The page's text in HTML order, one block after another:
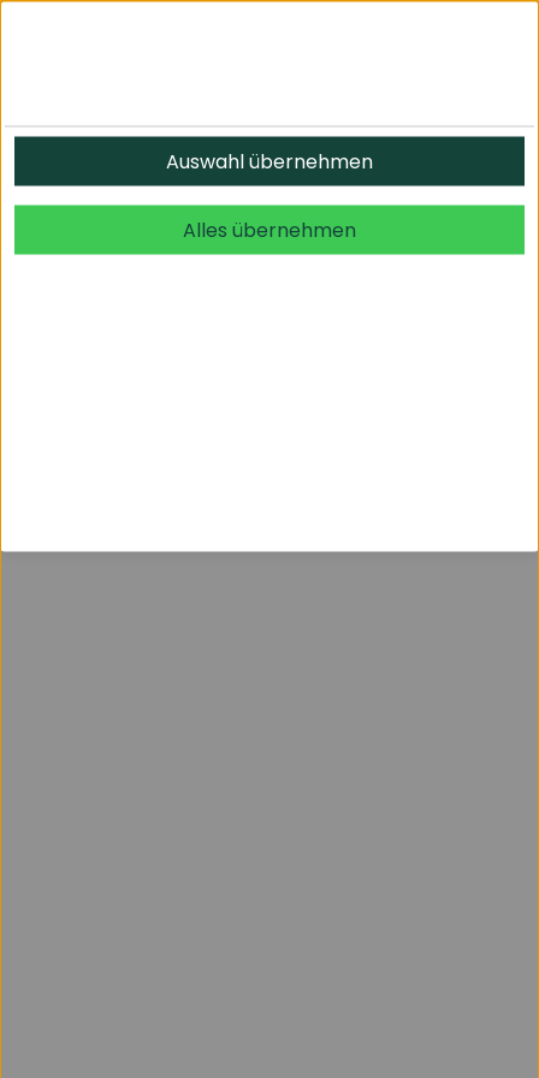
© 2026 undefined. alle Rechte vorbehalten.
Auswahl übernehmen
Alles übernehmen